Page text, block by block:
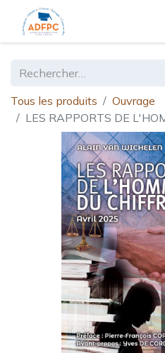
Tous les produits
Ouvrage
LES RAPPORTS DE